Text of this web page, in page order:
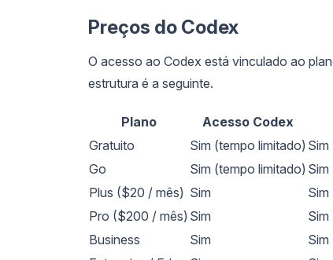
Preços do Codex
O acesso ao Codex está vinculado ao
estrutura é a seguinte.
Plano Acesso Codex
Gratuito
Sim (tempo limitado) Sim
Go
Sim (tempo limitado) Sim
Plus ($20 / mês) Sim Sim
Pro ($200 / mês) Sim
Business
Sim Sim